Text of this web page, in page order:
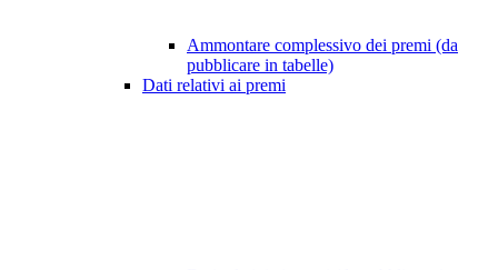
Ammontare complessivo dei premi (da
pubblicare in tabelle)
Dati relativi ai premi